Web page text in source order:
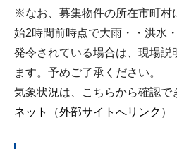
※なお、募集物件の所在市町村
始2時間前時点で大雨・・洪水
発令されている場合は、現場説
ます。予めご了承ください。
気象状況は、こちらから確認で
ネット（外部サイトへリンク）